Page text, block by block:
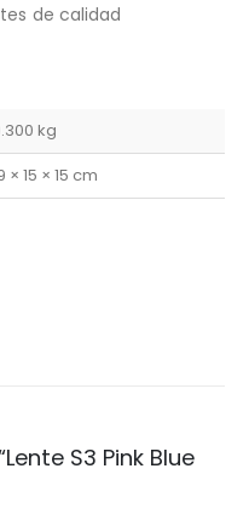
de calidad
kg
× 15 × 15 cm
S3 Pink Blue